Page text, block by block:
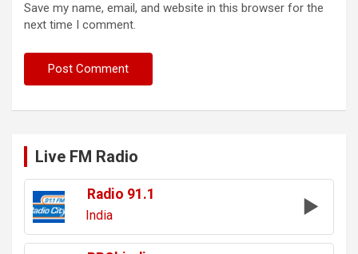
Save my name, email, and website in this browser for the
next time I comment.
Live FM Radio
Radio 91.1
India